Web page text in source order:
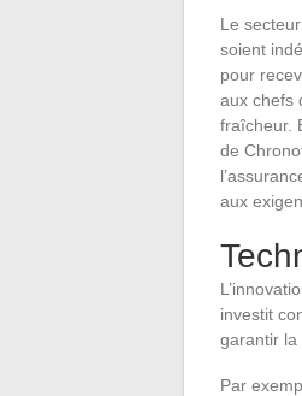
Le
soient
pour
aux chefs
fraîcheur.
de
aux
investit
garantir la
Par